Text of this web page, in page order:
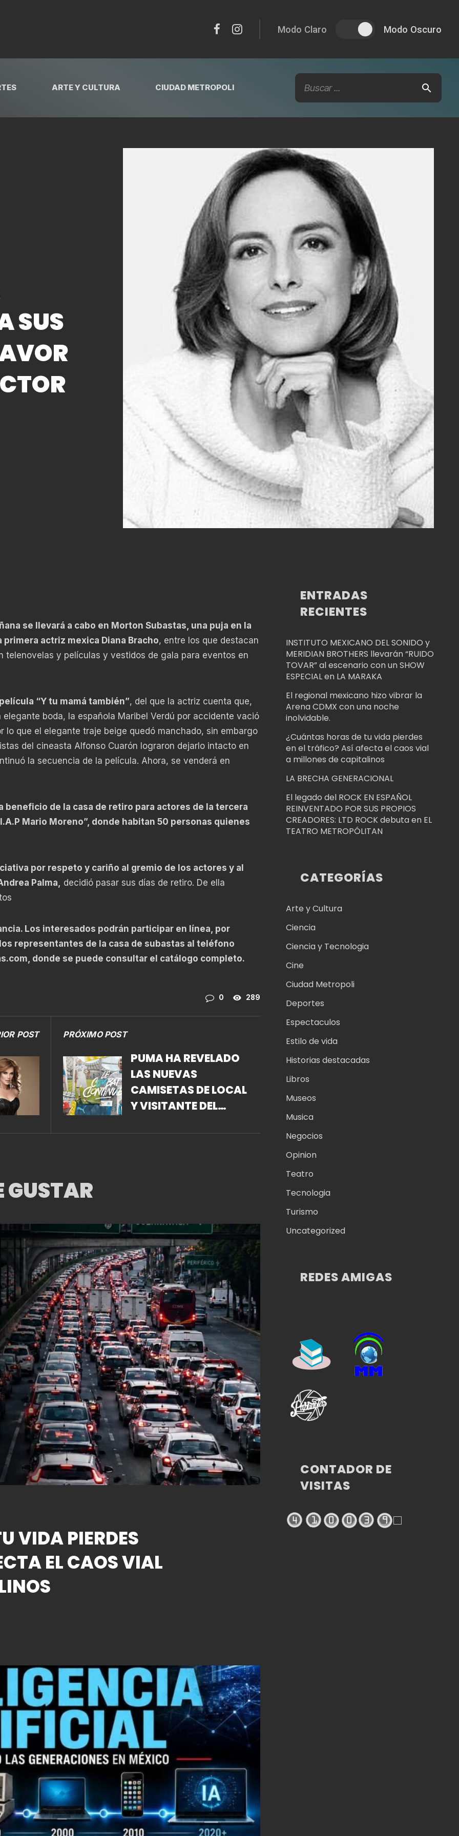
Modo Claro Modo Oscuro
ARTE Y CULTURA CIUDAD METROPOLI
SUS
se llevará a cabo en Morton Subastas, una puja en la
actriz mexica Diana Bracho, entre los que destacan
telenovelas y películas y vestidos de gala para eventos en
“Y tu mamá también”, del que la actriz cuenta que,
boda, la española Maribel Verdú por accidente vació
lo que el elegante traje beige quedó manchado, sin embargo
del cineasta Alfonso Cuarón lograron dejarlo intacto en
la secuencia de la película. Ahora, se venderá en
beneficio de la casa de retiro para actores de la tercera
Mario Moreno”, donde habitan 50 personas quienes
por respeto y cariño al gremio de los actores y al
Palma,
decidió pasar sus días de retiro. De ella
Los interesados podrán participar en línea, por
representantes de la casa de subastas al teléfono
donde se puede consultar el catálogo completo.
0 289
POST PRÓXIMO POST
PUMA HA REVELADO
LAS NUEVAS
CAMISETAS DE LOCAL
Y VISITANTE DEL
MARSELLA PARA LA
GUSTAR
VIDA PIERDES
EL CAOS VIAL
ENTRADAS
RECIENTES
INSTITUTO MEXICANO DEL SONIDO y
MERIDIAN BROTHERS llevarán “RUIDO
TOVAR” al escenario con un SHOW
ESPECIAL en LA MARAKA
El regional mexicano hizo vibrar la
Arena CDMX con una noche
inolvidable.
¿Cuántas horas de tu vida pierdes
en el tráfico? Así afecta el caos vial
a millones de capitalinos
LA BRECHA GENERACIONAL
El legado del ROCK EN ESPAÑOL
REINVENTADO POR SUS PROPIOS
CREADORES: LTD ROCK debuta en EL
TEATRO METROPÓLITAN
CATEGORÍAS
Arte y Cultura
Ciencia
Ciencia y Tecnologia
Cine
Ciudad Metropoli
Deportes
Espectaculos
Estilo de vida
Historias destacadas
Libros
Museos
Musica
Negocios
Opinion
Teatro
Tecnologia
Turismo
Uncategorized
REDES AMIGAS
CONTADOR DE
VISITAS